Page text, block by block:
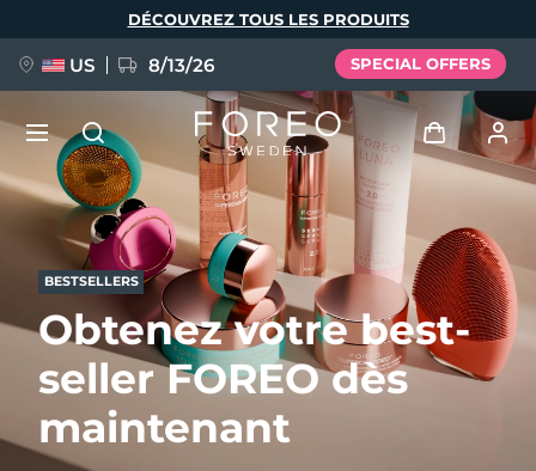
BESTSELLERS
Obtenez votre best-
seller FOREO dès
maintenant
DÉCOUVREZ TOUS LES PRODUITS
US 8/13/26 SPECIAL OFFERS
Se connecter
Profil de l'utilisateur
Mes appareils
NOUVEAU
FAQ™ Pure Beauty-Tech Elixir
BREAKING NEWS
Langue
English Deutsch
Español
Français
Italiano
Português
Türkçe